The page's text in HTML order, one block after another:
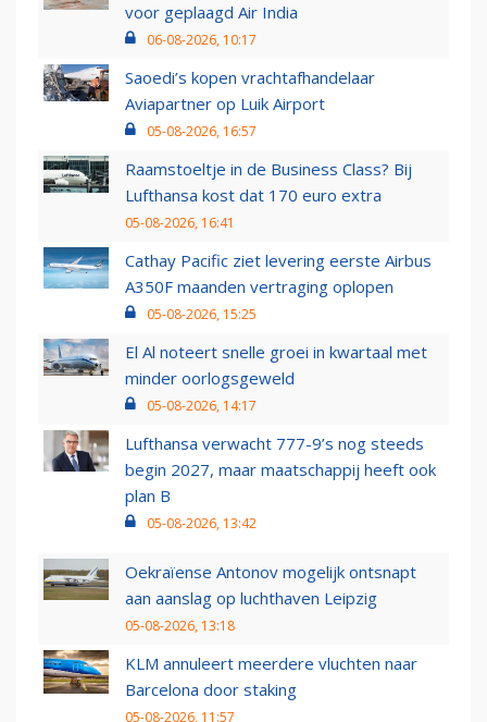
voor geplaagd Air India
06-08-2026, 10:17
Saoedi’s kopen vrachtafhandelaar
Aviapartner op Luik Airport
05-08-2026, 16:57
Raamstoeltje in de Business Class? Bij
Lufthansa kost dat 170 euro extra
05-08-2026, 16:41
Cathay Pacific ziet levering eerste Airbus
A350F maanden vertraging oplopen
05-08-2026, 15:25
El Al noteert snelle groei in kwartaal met
minder oorlogsgeweld
05-08-2026, 14:17
Lufthansa verwacht 777-9’s nog steeds
begin 2027, maar maatschappij heeft ook
plan B
05-08-2026, 13:42
Oekraïense Antonov mogelijk ontsnapt
aan aanslag op luchthaven Leipzig
05-08-2026, 13:18
KLM annuleert meerdere vluchten naar
Barcelona door staking
05-08-2026, 11:57